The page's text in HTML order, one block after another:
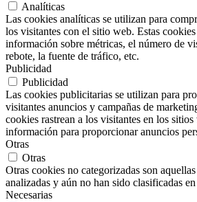
Analíticas
Las cookies analíticas se utilizan para
los visitantes con el sitio web. Estas
información sobre métricas, el número de
rebote, la fuente de tráfico, etc.
Publicidad
Publicidad
Las cookies publicitarias se utilizan para
visitantes anuncios y campañas de
cookies rastrean a los visitantes en los
información para proporcionar anuncios
Otras
Otras
Otras cookies no categorizadas son
analizadas y aún no han sido clasificadas
Necesarias